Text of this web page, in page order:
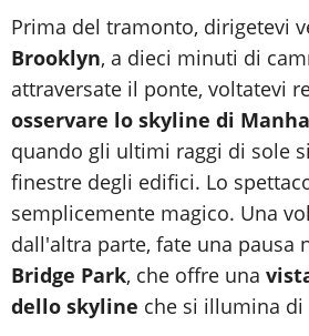
Prima del tramonto, dirigetevi
Brooklyn, a dieci minuti di
attraversate il ponte, voltatevi
osservare lo skyline di
quando gli ultimi raggi di sole
finestre degli edifici. Lo
semplicemente magico. Una
dall'altra parte, fate una pausa
Bridge Park, che offre una
dello skyline che si illumina di